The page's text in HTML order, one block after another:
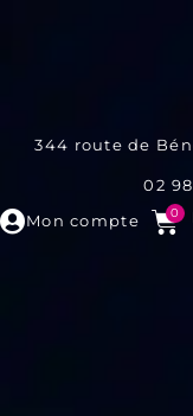
344 route de
02
Mon compte
0